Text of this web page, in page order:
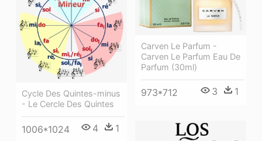
Carven Le Parfum -
Carven Le Parfum Eau De
Parfum (30ml)
973*712 3 1
Cycle Des Quintes-minus
- Le Cercle Des Quintes
1006*1024 4 1